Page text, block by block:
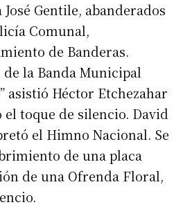
Gentile, abanderados
Comunal,
de Banderas.
la Banda Municipal
asistió Héctor Etchezahar
toque de silencio. David
el Himno Nacional. Se
de una placa
de una Ofrenda Floral,